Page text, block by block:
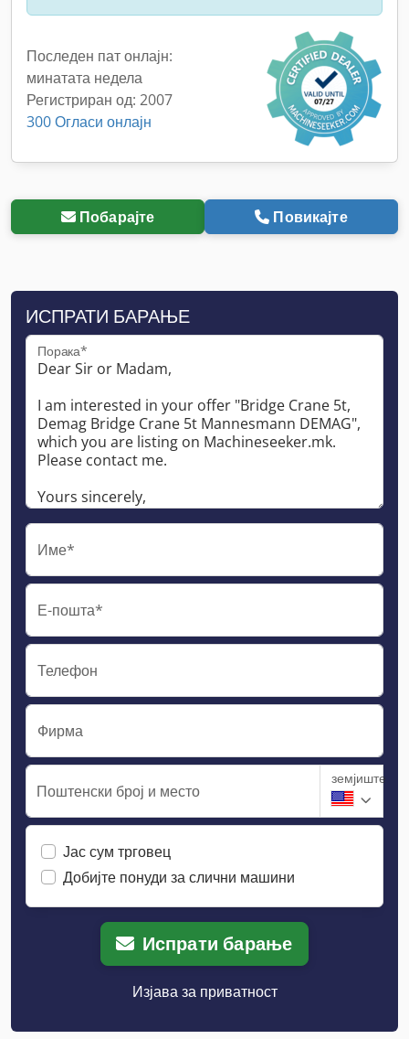
Последен пат онлајн:
минатата недела
Регистриран од: 2007
300 Огласи онлајн
Побарајте Повикајте
ИСПРАТИ БАРАЊЕ
Порака*
Име*
Е-пошта*
Телефон
Фирма
Поштенски број и место
земјиште
Јас сум трговец
Добијте понуди за слични машини
Испрати барање
Изјава за приватност